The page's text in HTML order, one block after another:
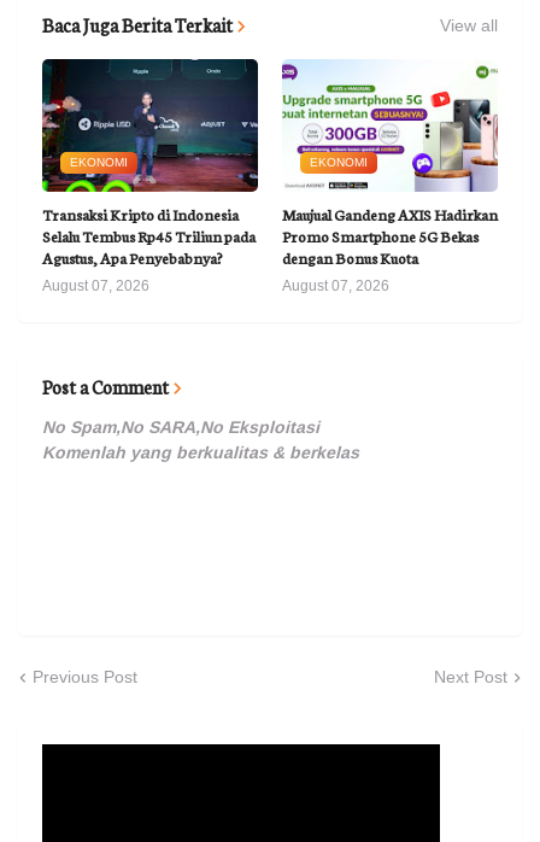
Baca Juga Berita Terkait View all
EKONOMI
Transaksi Kripto di Indonesia
Selalu Tembus Rp45 Triliun pada
Agustus, Apa Penyebabnya?
August 07, 2026
EKONOMI
Maujual Gandeng AXIS Hadirkan
Promo Smartphone 5G Bekas
dengan Bonus Kuota
August 07, 2026
Post a Comment
No Spam,No SARA,No Eksploitasi
Komenlah yang berkualitas & berkelas
Previous Post Next Post